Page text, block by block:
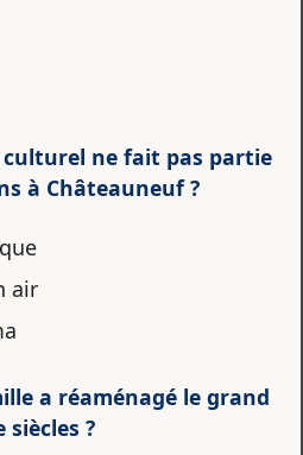
culturel ne fait pas partie
à Châteauneuf ?
air
a réaménagé le grand
siècles ?